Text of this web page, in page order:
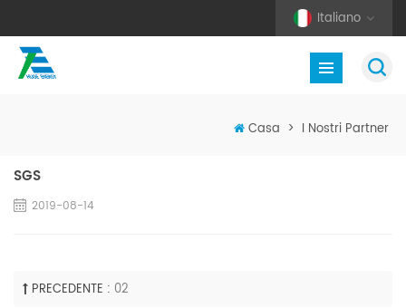
Italiano
Casa > I Nostri Partner
SGS
2019-08-14
PRECEDENTE : 02